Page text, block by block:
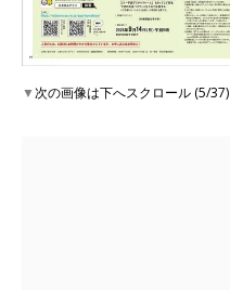
▼次の画像は下へスクロール (5/37)